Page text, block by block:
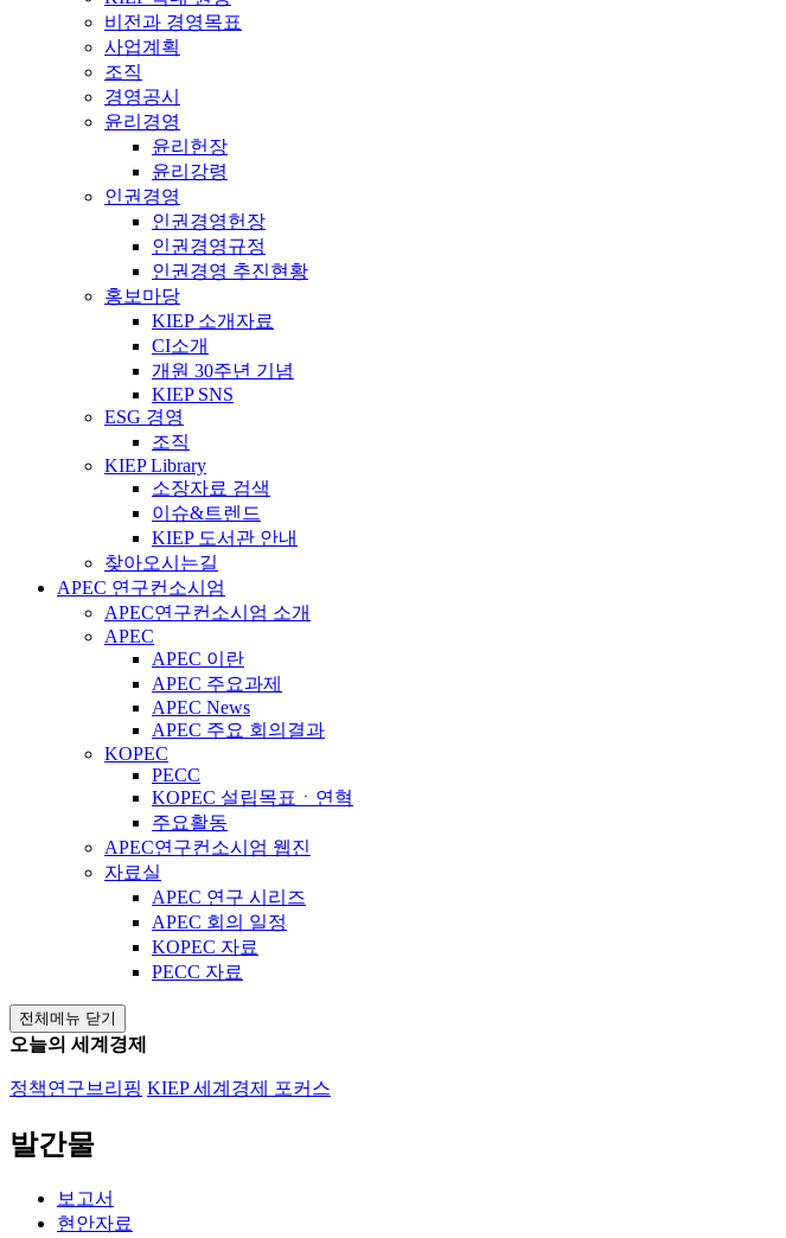
비전과 경영목표
사업계획
조직
경영공시
윤리경영
윤리헌장
윤리강령
인권경영
인권경영헌장
인권경영규정
인권경영 추진현황
홍보마당
KIEP 소개자료
CI소개
개원 30주년 기념
KIEP SNS
ESG 경영
조직
KIEP Library
소장자료 검색
이슈&트렌드
KIEP 도서관 안내
찾아오시는길
APEC 연구컨소시엄
APEC연구컨소시엄 소개
APEC
APEC 이란
APEC 주요과제
APEC News
APEC 주요 회의결과
KOPEC
PECC
KOPEC 설립목표ㆍ연혁
주요활동
APEC연구컨소시엄 웹진
자료실
APEC 연구 시리즈
APEC 회의 일정
KOPEC 자료
PECC 자료
전체메뉴 닫기
오늘의 세계경제
정책연구브리핑 KIEP 세계경제 포커스
발간물
보고서
현안자료